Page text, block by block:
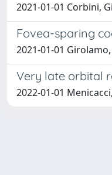
2021-01-01 Corbini,
Fovea-sparing
2021-01-01
Very late orbital
2022-01-01